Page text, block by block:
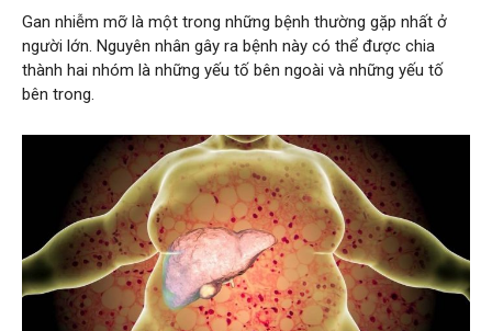
Gan nhiễm mỡ là một trong những bệnh thường gặp nhất ở
người lớn. Nguyên nhân gây ra bệnh này có thể được chia
thành hai nhóm là những yếu tố bên ngoài và những yếu tố
bên trong.